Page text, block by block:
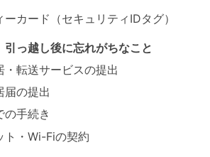
カード（セキュリティIDタグ）
引っ越し後に忘れがちなこと
・転送サービスの提出
届の提出
の手続き
ト・Wi-Fiの契約